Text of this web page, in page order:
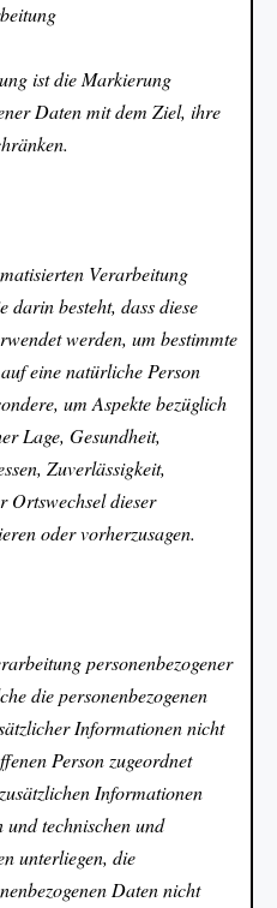
ist die Markierung
Daten mit dem Ziel, ihre
Verarbeitung
darin besteht, dass diese
werden, um bestimmte
eine natürliche Person
um Aspekte bezüglich
Lage, Gesundheit,
Zuverlässigkeit,
Ortswechsel dieser
oder vorherzusagen.
personenbezogener
die personenbezogenen
Informationen nicht
Person zugeordnet
Informationen
und technischen und
unterliegen, die
Daten nicht